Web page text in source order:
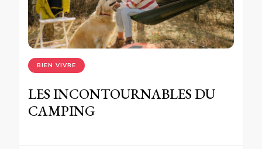
BIEN VIVRE
LES INCONTOURNABLES DU
CAMPING